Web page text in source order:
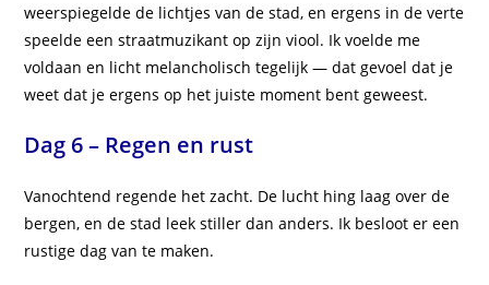
weerspiegelde de lichtjes van de stad, en ergens in de verte
speelde een straatmuzikant op zijn viool. Ik voelde me
voldaan en licht melancholisch tegelijk — dat gevoel dat je
weet dat je ergens op het juiste moment bent geweest.
Dag 6 – Regen en rust
Vanochtend regende het zacht. De lucht hing laag over de
bergen, en de stad leek stiller dan anders. Ik besloot er een
rustige dag van te maken.